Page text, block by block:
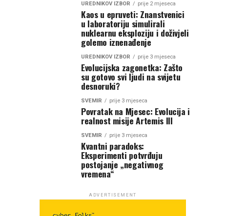
UREDNIKOV IZBOR prije 2 mjeseca
Kaos u epruveti: Znanstvenici
u laboratoriju simulirali
nuklearnu eksploziju i doživjeli
golemo iznenađenje
UREDNIKOV IZBOR prije 3 mjeseca
Evolucijska zagonetka: Zašto
su gotovo svi ljudi na svijetu
desnoruki?
SVEMIR prije 3 mjeseca
Povratak na Mjesec: Evolucija i
realnost misije Artemis III
SVEMIR prije 3 mjeseca
Kvantni paradoks:
Eksperimenti potvrđuju
postojanje „negativnog
vremena“
ADVERTISEMENT